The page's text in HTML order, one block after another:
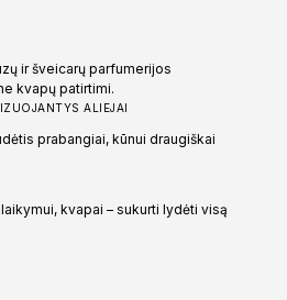
ir šveicarų parfumerijos
kvapų patirtimi.
ALIEJAI
prabangiai, kūnui draugiškai
kvapai – sukurti lydėti visą